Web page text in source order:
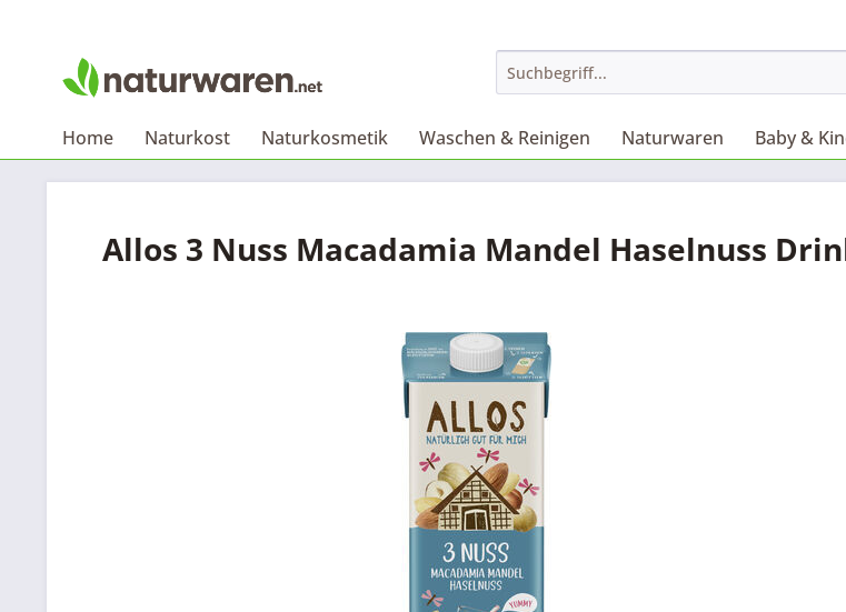
Home Naturkost Naturkosmetik Waschen & Reinigen Naturwaren Baby &
Allos 3 Nuss Macadamia Mandel Haselnuss